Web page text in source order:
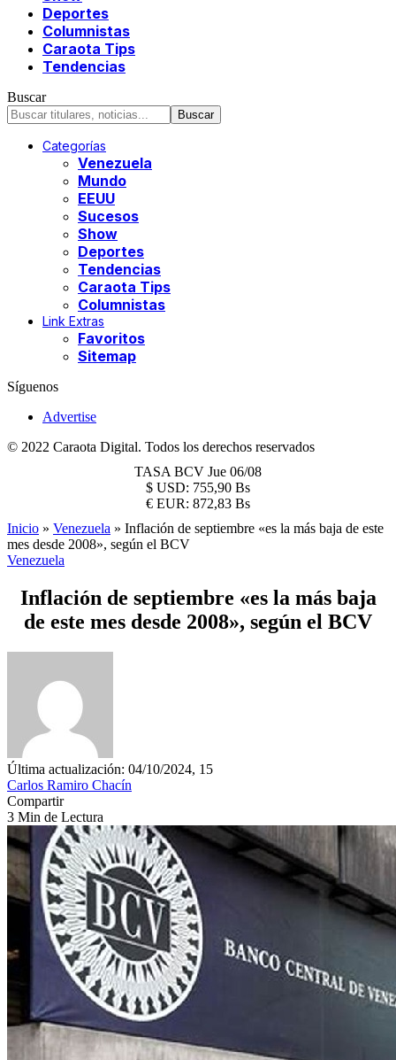
Deportes
Columnistas
Caraota Tips
Tendencias
Buscar
Categorías
Venezuela
Mundo
EEUU
Sucesos
Show
Deportes
Tendencias
Caraota Tips
Columnistas
Link Extras
Favoritos
Sitemap
Síguenos
Advertise
© 2022 Caraota Digital. Todos los derechos reservados
TASA BCV Jue 06/08
$ USD: 755,90 Bs
€ EUR: 872,83 Bs
Inicio » Venezuela » Inflación de septiembre «es la más baja de este
mes desde 2008», según el BCV
Venezuela
Inflación de septiembre «es la más baja
de este mes desde 2008», según el BCV
Última actualización: 04/10/2024, 15
Carlos Ramiro Chacín
Compartir
3 Min de Lectura